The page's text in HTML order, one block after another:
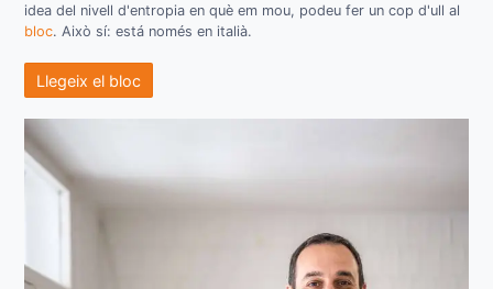
idea del nivell d'entropia en què em mou, podeu fer un cop d'ull al
bloc. Això sí: está només en italià.
Llegeix el bloc